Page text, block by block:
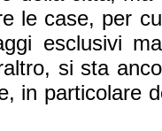
le case, per
esclusivi
si sta
in particolare